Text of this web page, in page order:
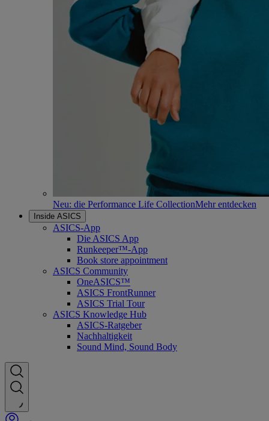
Neu: die Performance Life CollectionMehr entdecken
Inside ASICS
ASICS-App
Die ASICS App
Runkeeper™-App
Book store appointment
ASICS Community
OneASICS™
ASICS FrontRunner
ASICS Trial Tour
ASICS Knowledge Hub
ASICS-Ratgeber
Nachhaltigkeit
Sound Mind, Sound Body